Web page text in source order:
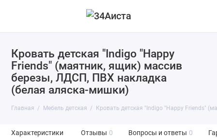
Кровать детская "Indigo "Happy
Friends" (маятник, ящик) массив
березы, ЛДСП, ПВХ накладка
(белая аляска-мишки)
Главная Мебель детская Кровать детская "Indigo "Happy Friends"
Характеристики Отзывы 0 Вопросы и ответы 0